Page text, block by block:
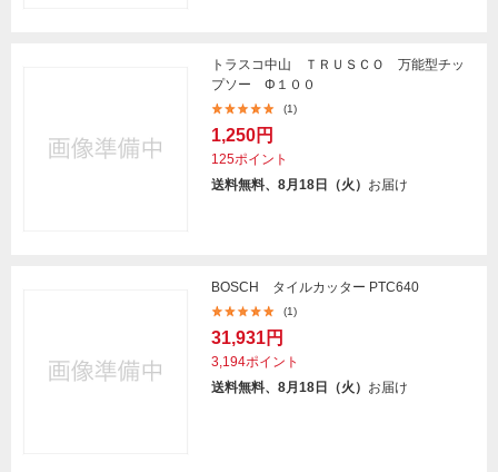
トラスコ中山 ＴＲＵＳＣＯ 万能型チッ
プソー Φ１００
(1)
1,250円
125ポイント
送料無料、8月18日（火） お届け
BOSCH タイルカッター PTC640
(1)
31,931円
3,194ポイント
送料無料、8月18日（火） お届け